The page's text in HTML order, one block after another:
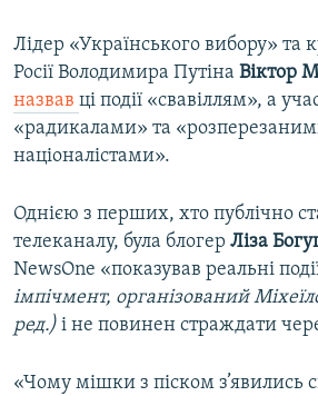
Лідер «Українського вибору» та
Росії Володимира Путіна Віктор
назвав ці події «свавіллям», а
«радикалами» та
націоналістами».
Однією з перших, хто публічно
телеканалу, була блогер Ліза
NewsОne «показував реальні
імпічмент, організований
ред.) і не повинен страждати
«Чому мішки з піском з’явились